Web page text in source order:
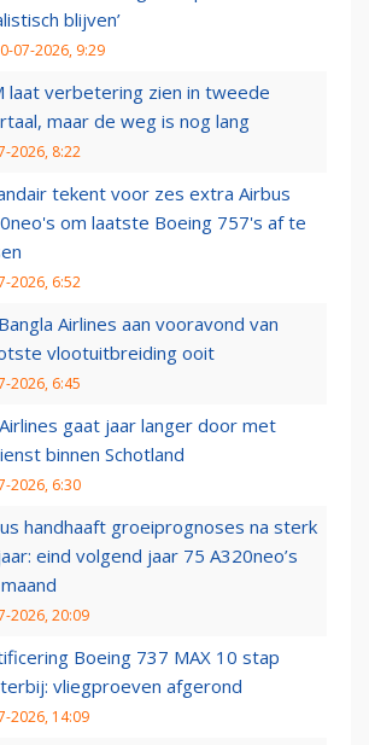
blijven’
07-2026, 9:29
laat verbetering zien in tweede
maar de weg is nog lang
2026, 8:22
tekent voor zes extra Airbus
om laatste Boeing 757's af te
2026, 6:52
Airlines aan vooravond van
vlootuitbreiding ooit
2026, 6:45
gaat jaar langer door met
binnen Schotland
2026, 6:30
handhaaft groeiprognoses na sterk
eind volgend jaar 75 A320neo’s
2026, 20:09
Boeing 737 MAX 10 stap
vliegproeven afgerond
2026, 14:09